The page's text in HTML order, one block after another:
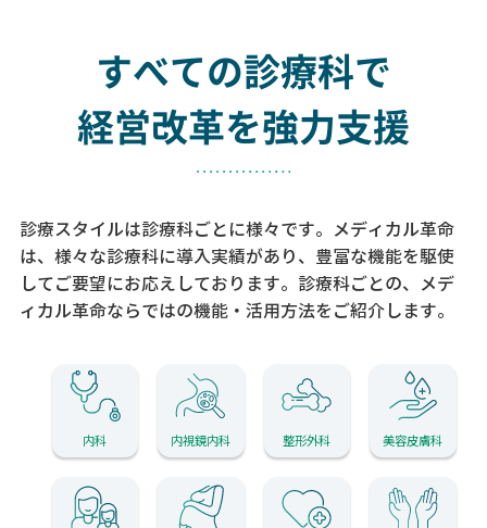
すべての診療科で
経営改革を強力支援
診療スタイルは診療科ごとに様々です。メディカル革命
は、様々な診療科に導入実績があり、 豊富な機能を駆使
してご要望にお応えしております。 診療科ごとの、メデ
ィカル革命ならではの機能・活用方法をご紹介します。
内科 内視鏡内科 整形外科 美容皮膚科